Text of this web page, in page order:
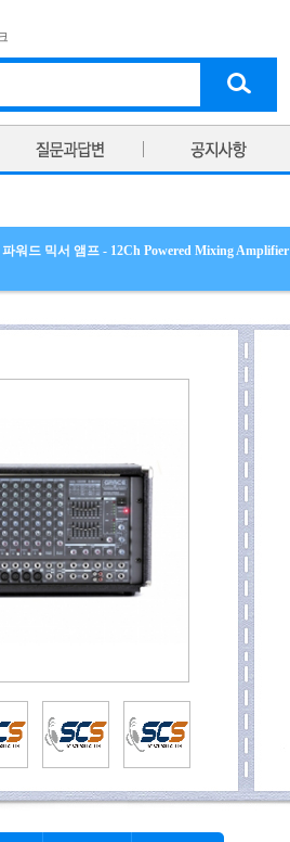
워드 믹서 앰프 - 12Ch Powered Mixing Amplifier